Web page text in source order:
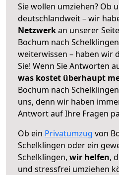
Sie wollen umziehen? Ob
deutschlandweit – wir
Netzwerkan unserer
Bochum nach
weiterwissen – haben wir
Sie! Wenn Sie Antworten
was kostet überhaupt
Bochum nach
uns, denn wir haben
Antwort auf Ihre Fragen
Ob ein Privatumzug von
Schelklingen oder ein
Schelklingen, wir helfen,
und stressfrei umziehen